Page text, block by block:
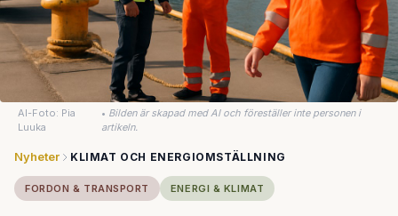
AI-Foto: Pia
Luuka
• Bilden är skapad med AI och föreställer inte personen i
artikeln.
Nyheter KLIMAT OCH ENERGIOMSTÄLLNING
FORDON & TRANSPORT ENERGI & KLIMAT